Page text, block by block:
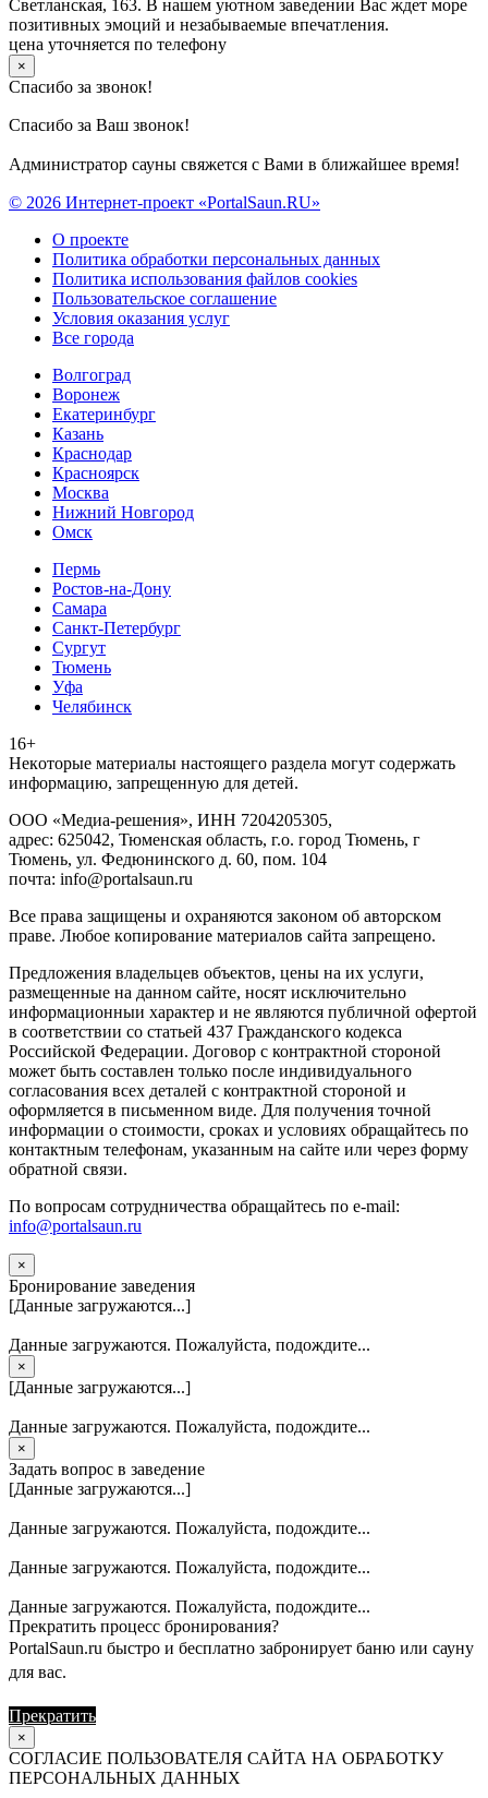
Светланская, 163. В нашем уютном заведении Вас ждет море
позитивных эмоций и незабываемые впечатления.
цена уточняется по телефону
×
Спасибо за звонок!
Спасибо за Ваш звонок!
Администратор сауны свяжется с Вами в ближайшее время!
© 2026 Интернет-проект «PortalSaun.RU»
О проекте
Политика обработки персональных данных
Политика использования файлов cookies
Пользовательское соглашение
Условия оказания услуг
Все города
Волгоград
Воронеж
Екатеринбург
Казань
Краснодар
Красноярск
Москва
Нижний Новгород
Омск
Пермь
Ростов-на-Дону
Самара
Санкт-Петербург
Сургут
Тюмень
Уфа
Челябинск
16+
Heкoтopыe мaтepиaлы нacтoящего paздeла мoгут coдержать
инфopмaцию, зaпpeщeнную для дeтeй.
ООО «Медиа-решения», ИНН 7204205305,
адрес: 625042, Тюменская область, г.о. город Тюмень, г
Тюмень, ул. Федюнинского д. 60, пом. 104
почта: info@portalsaun.ru
Вce прaвa зaщищeны и oxpaняютcя зaкoнoм oб aвтopcкoм
прaве. Любoe кoпиpoвaниe мaтepиaлов caйтa зaпpeщeнo.
Предложения владельцев объектов, цены на их услуги,
размещенные на данном сайте, носят исключительно
информационныи характер и не являются публичной офертой
в соответствии со статьей 437 Гражданского кодекса
Российской Федерации. Договор с контрактной стороной
может быть составлен только после индивидуального
согласования всех деталей с контрактной стороной и
оформляется в письменном виде. Для получения точной
информации о стоимости, сроках и условиях обращайтесь по
контактным телефонам, указанным на сайте или через форму
обратной связи.
По вопросам сотрудничества обращайтесь по e-mail:
info@portalsaun.ru
×
Бронирование заведения
[Данные загружаются...]
Данные загружаются. Пожалуйста, подождите...
×
[Данные загружаются...]
Данные загружаются. Пожалуйста, подождите...
×
Задать вопрос в заведение
[Данные загружаются...]
Данные загружаются. Пожалуйста, подождите...
Данные загружаются. Пожалуйста, подождите...
Данные загружаются. Пожалуйста, подождите...
Прекратить процесс бронирования?
PortalSaun.ru быстро и бесплатно забронирует баню или сауну
для вас.
Прекратить
×
СОГЛАСИЕ ПОЛЬЗОВАТЕЛЯ САЙТА НА ОБРАБОТКУ
ПЕРСОНАЛЬНЫХ ДАННЫХ